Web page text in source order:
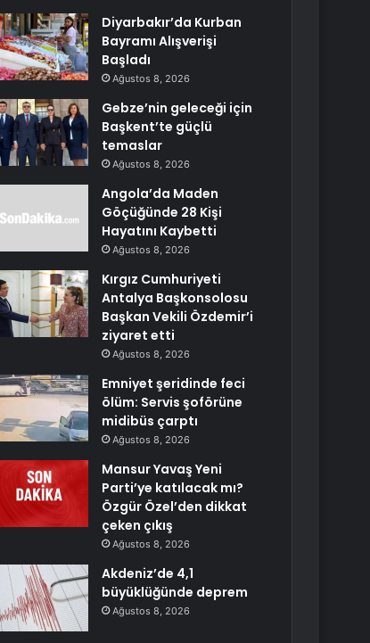
Diyarbakır’da Kurban
Bayramı Alışverişi
Başladı
Ağustos 8, 2026
Gebze’nin geleceği için
Başkent’te güçlü
temaslar
Ağustos 8, 2026
Angola’da Maden
Göçüğünde 28 Kişi
Hayatını Kaybetti
Ağustos 8, 2026
Kırgız Cumhuriyeti
Antalya Başkonsolosu
Başkan Vekili Özdemir’i
ziyaret etti
Ağustos 8, 2026
Emniyet şeridinde feci
ölüm: Servis şoförüne
midibüs çarptı
Ağustos 8, 2026
Mansur Yavaş Yeni
Parti’ye katılacak mı?
Özgür Özel’den dikkat
çeken çıkış
Ağustos 8, 2026
Akdeniz’de 4,1
büyüklüğünde deprem
Ağustos 8, 2026